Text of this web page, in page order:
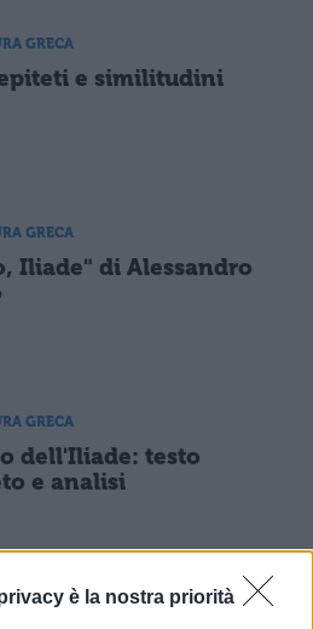
è la nostra priorità
GRECA
e similitudini
GRECA
Iliade" di Alessandro
GRECA
dell'Iliade: testo
e analisi
GRECA